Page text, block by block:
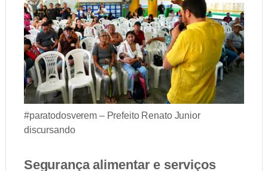
#paratodosverem – Prefeito Renato Junior
discursando
Segurança alimentar e serviços